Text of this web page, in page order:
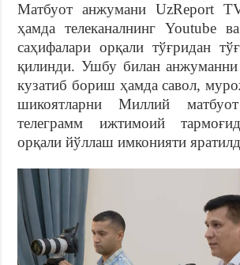
Матбуот анжумани UzReport TV
ҳамда телеканалнинг Youtube
саҳифалари орқали тўғридан
қилинди. Ушбу билан анжуманни
кузатиб бориш ҳамда савол,
шикоятларни Миллий
телеграмм ижтимоий
орқали йўллаш имконияти